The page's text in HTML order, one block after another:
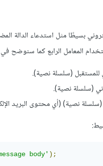
بسيطًا مثل استدعاء الدالة
المعامل الرابع كما سنوضح في
للمستقبل (سلسلة نصية).
(سلسلة نصية).
نصية) (أي محتوى البريد
body' );